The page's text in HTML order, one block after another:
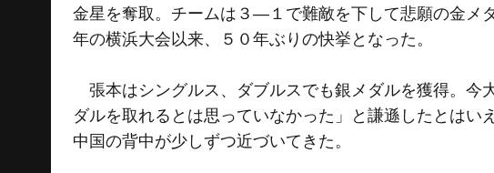
金星を奪取。チームは３―１で難敵を下して悲願の金メ
年の横浜大会以来、５０年ぶりの快挙となった。
張本はシングルス、ダブルスでも銀メダルを獲得。今
ダルを取れるとは思っていなかった」と謙遜したとは
中国の背中が少しずつ近づいてきた。